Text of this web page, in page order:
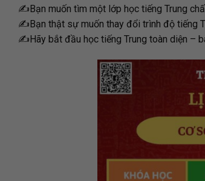
✍️Bạn muốn tìm một lớp học tiếng Trung
✍Bạn thật sự muốn thay đổi trình độ tiếng
✍️Hãy bắt đầu học tiếng Trung toàn diện –